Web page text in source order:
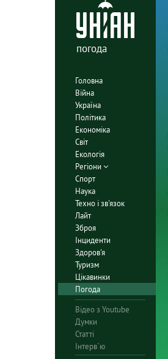
погода
Головна
Війна
Україна
Політика
Економіка
Світ
Екологія
Регіони
Спорт
Наука
Техно і зв'язок
Лайт
Зброя
Інциденти
Здоров'я
Туризм
Цікавинки
Погода
Відео з Youtube
Думки
Статті
Інтерв`ю